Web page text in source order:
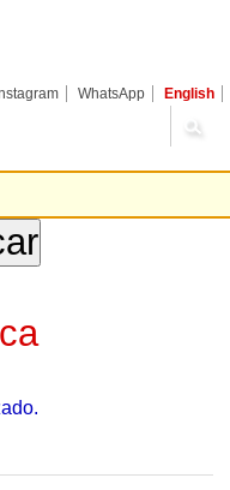
WhatsApp English